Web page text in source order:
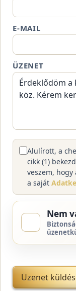
E-MAIL
ÜZENET
Alulírott, a
cikk (1)
veszem, hogy
a saját
Nem
Üzenet